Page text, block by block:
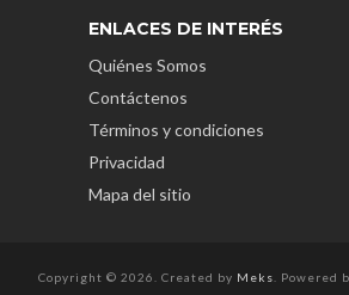
ENLACES DE INTERÉS
Quiénes Somos
Contáctenos
Términos y condiciones
Privacidad
Mapa del sitio
Copyright © 2026. Created by Meks . Powered